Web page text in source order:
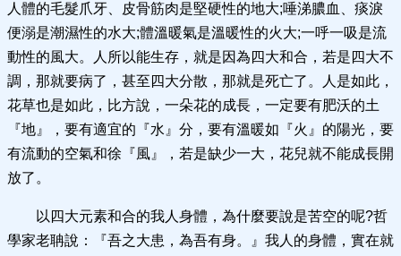
人體的毛髮爪牙、皮骨筋肉是堅硬性的地大;唾涕膿血、痰淚
便溺是潮濕性的水大;體溫暖氣是溫暖性的火大;一呼一吸是流
動性的風大。人所以能生存，就是因為四大和合，若是四大不
調，那就要病了，甚至四大分散，那就是死亡了。人是如此，
花草也是如此，比方說，一朵花的成長，一定要有肥沃的土
『地』，要有適宜的『水』分，要有溫暖如『火』的陽光，要
有流動的空氣和徐『風』，若是缺少一大，花兒就不能成長開
放了。
以四大元素和合的我人身體，為什麼要說是苦空的呢?哲
學家老聃說：『吾之大患，為吾有身。』我人的身體，實在就